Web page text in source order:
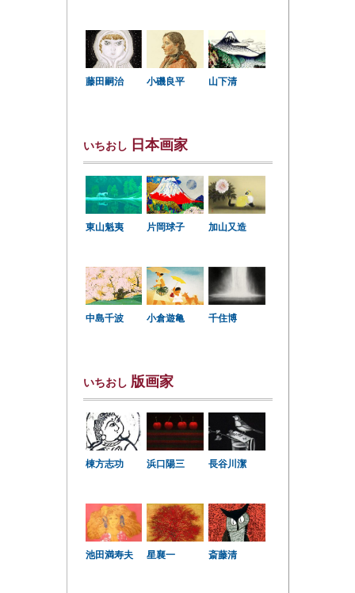
藤田嗣治 小磯良平 山下清
いちおし 日本画家
東山魁夷 片岡球子 加山又造
中島千波 小倉遊亀 千住博
いちおし 版画家
棟方志功 浜口陽三 長谷川潔
池田満寿夫 星襄一 斎藤清